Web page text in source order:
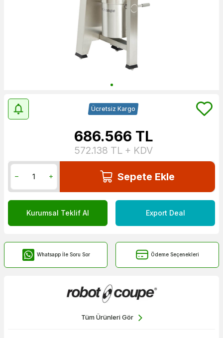
Ücretsiz Kargo
686.566 TL
572.138 TL + KDV
Sepete Ekle
Kurumsal Teklif Al Export Deal
Whatsapp İle Soru Sor Ödeme Seçenekleri
Tüm Ürünleri Gör